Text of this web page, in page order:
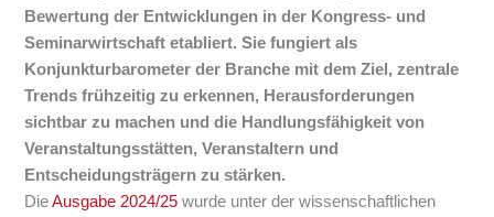
Bewertung der Entwicklungen in der Kongress- und
Seminarwirtschaft etabliert. Sie fungiert als
Konjunkturbarometer der Branche mit dem Ziel, zentrale
Trends frühzeitig zu erkennen, Herausforderungen
sichtbar zu machen und die Handlungsfähigkeit von
Veranstaltungsstätten, Veranstaltern und
Entscheidungsträgern zu stärken.
DieAusgabe 2024/25 wurde unter der wissenschaftlichen